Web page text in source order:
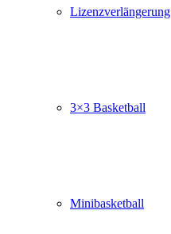
Lizenzverlängerung
3×3 Basketball
Minibasketball